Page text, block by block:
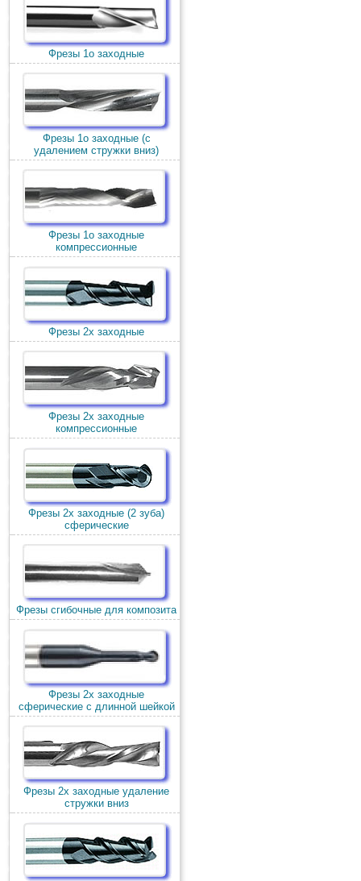
Фрезы 1о заходные
Фрезы 1о заходные (c
удалением стружки вниз)
Фрезы 1о заходные
компрессионные
Фрезы 2х заходные
Фрезы 2х заходные
компрессионные
Фрезы 2х заходные (2 зуба)
сферические
Фрезы сгибочные для композита
Фрезы 2х заходные
сферические с длинной шейкой
Фрезы 2х заходные удаление
стружки вниз